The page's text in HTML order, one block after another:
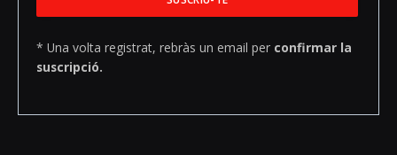
* Una volta registrat, rebràs un email per confirmar la
suscripció.